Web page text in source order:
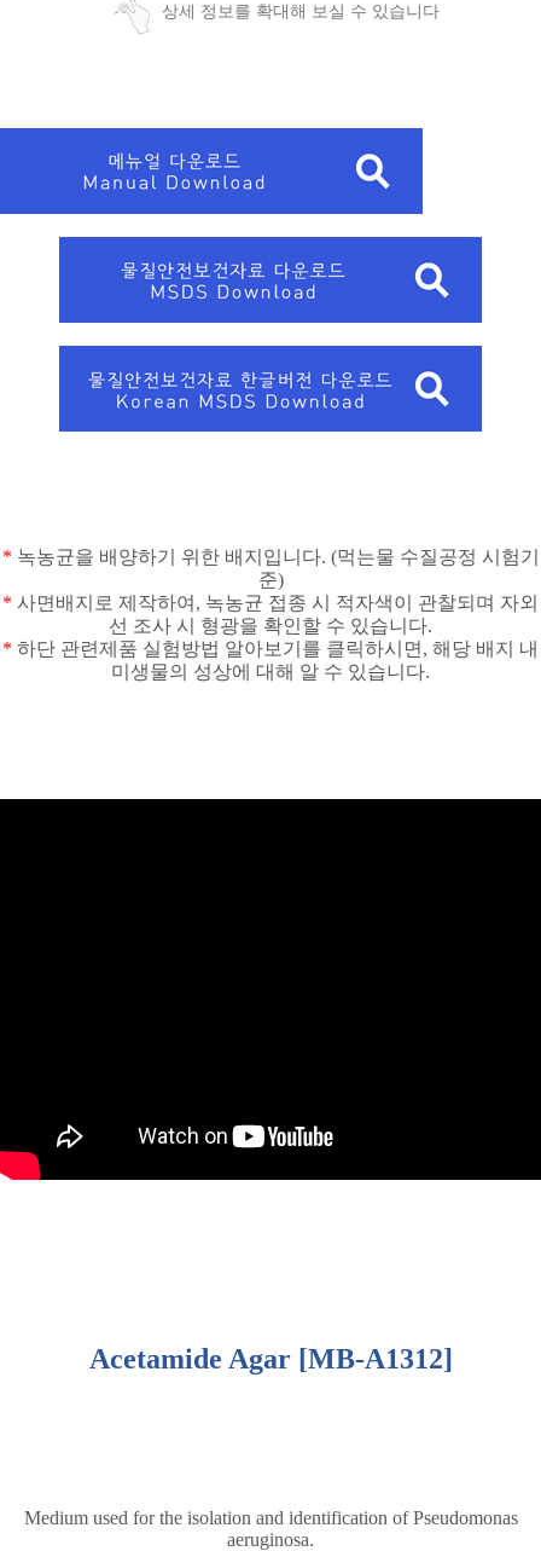
상세 정보를 확대해 보실 수 있습니다
* 녹농균을 배양하기 위한 배지입니다. (먹는물 수질공정 시험기
준)
* 사면배지로 제작하여 , 녹농균 접종 시 적자색이 관찰되며 자외
선 조사 시 형광을 확인할 수 있습니다.
* 하단 관련제품 실험방법 알아보기를 클릭하시면 , 해당 배지 내
미생물의 성상에 대해 알 수 있습니다.
Acetamide Agar [MB-A1312]
Medium used for the isolation and identification of Pseudomonas
aeruginosa.